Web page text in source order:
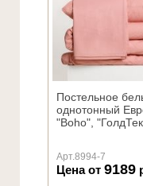
Постельное
однотонный
"Boho",
Арт.8994-7
Цена от 9189